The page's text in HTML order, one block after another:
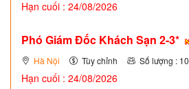
Hạn cuối : 24/08/2026
Phó Giám Đốc Khách Sạn 2-3*
Hà Nội Tùy chỉnh Số lượng : 10
Hạn cuối : 24/08/2026